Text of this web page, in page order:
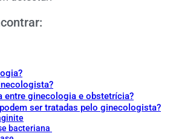
entre ginecologia e obstetrícia?
ser tratadas pelo ginecologista?
bacteriana